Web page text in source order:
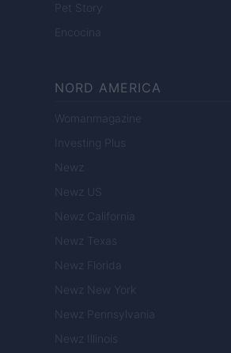
Pet Story
Encocina
NORD AMERICA
Womanmagazine
Investing Plus
Newz
Newz US
Newz California
Newz Texas
Newz Florida
Newz New York
Newz Pennsylvania
Newz Illinois